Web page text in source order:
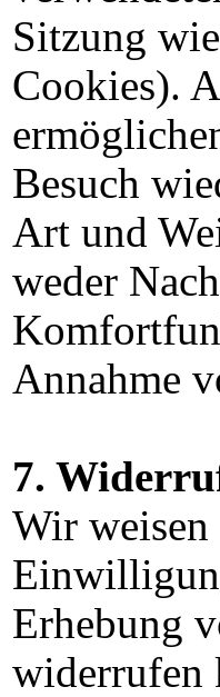
Sitzung
Cookies).
Besuch
Art und
weder
Annahme
7.
Wir weisen
Erhebung
widerrufen